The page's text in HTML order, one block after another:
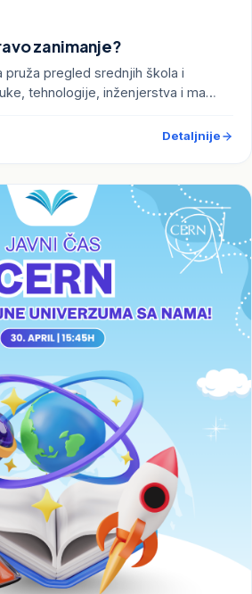
zanimanje?
pruža pregled srednjih škola i
tehnologije, inženjerstva i ma…
Detaljnije